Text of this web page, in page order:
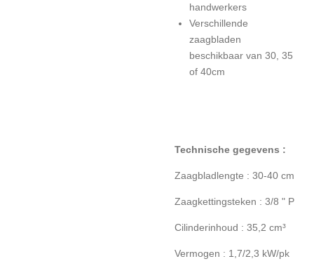
handwerkers
Verschillende
zaagbladen
beschikbaar van 30, 35
of 40cm
Technische gegevens :
Zaagbladlengte : 30-40 cm
Zaagkettingsteken : 3/8 " P
Cilinderinhoud : 35,2 cm³
Vermogen : 1,7/2,3 kW/pk